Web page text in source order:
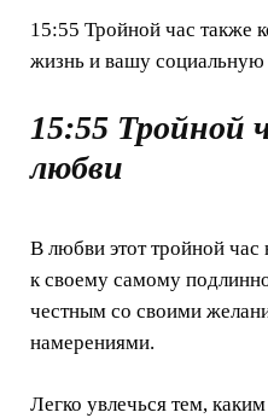
15:55 Тройной час также
жизнь и вашу социальную
15:55 Тройной
любви
В любви этот тройной час
к своему самому
честным со своими
намерениями.
Легко увлечься тем,